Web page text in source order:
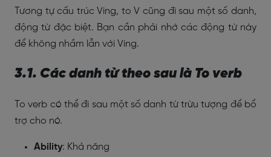
Tương tự cấu trúc Ving, to V cũng đi sau một số danh,
động từ đặc biệt. Bạn cần phải nhớ các động từ này
để không nhầm lẫn với Ving.
3.1. Các danh từ theo sau là To verb
To verb có thể đi sau một số danh từ trừu tượng để bổ
trợ cho nó.
Ability: Khả năng